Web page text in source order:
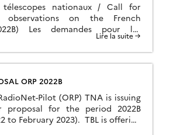
télescopes nationaux / Call for
observations on the French
Les demandes pour les
(second semestre 2022) sont
Mars au 20 Avril 2022 / The
observations on the French
20th. Date limite […]
Lire la suite →
ORP 2022B
Pilot (ORP) TNA is issuing
for the period 2022B
to February 2023). TBL is offering